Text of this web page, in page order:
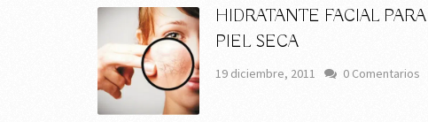
HIDRATANTE FACIAL PARA
PIEL SECA
19 diciembre, 2011 0 Comentarios